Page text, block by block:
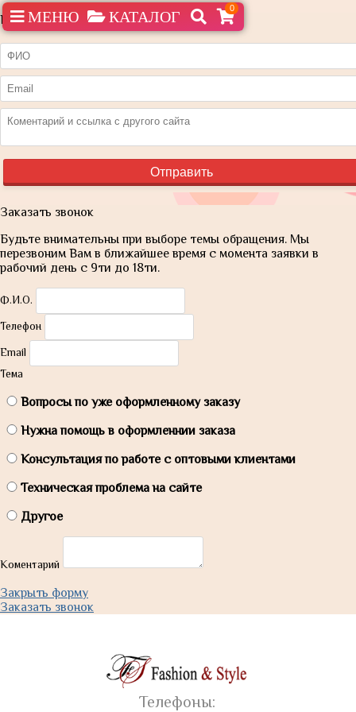
Нашли дешевле?
Заказать звонок
Будьте внимательны при выборе темы обращения. Мы
перезвоним Вам в ближайшее время с момента заявки в
рабочий день с 9ти до 18ти.
Ф.И.О.
Телефон
Email
Тема
Вопросы по уже оформленному заказу
Нужна помощь в оформленнии заказа
Консультация по работе с оптовыми клиентами
Техническая проблема на сайте
Другое
Коментарий
Закрыть форму
Заказать звонок
МЕНЮ КАТАЛОГ 0
Телефоны: